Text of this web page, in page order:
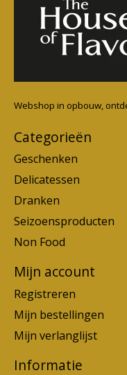
Webshop in opbouw,
Categorieën
Geschenken
Delicatessen
Dranken
Seizoensproducten
Non Food
Mijn account
Registreren
Mijn bestellingen
Mijn verlanglijst
Informatie